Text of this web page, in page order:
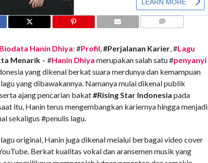
Biodata Hanin Dhiya: #Profil,#Perjalanan Karier, #Lagu
Menarik – #Hanin Dhiya merupakan salah satu #penyanyi
yang dikenal berkat suara merdunya dan kemampuan
yang dibawakannya. Namanya mulai dikenal publik
ajang pencarian bakat#Rising Star Indonesia pada
itu, Hanin terus mengembangkan kariernya hingga menjadi
sekaligus #penulis lagu.
original, Hanin juga dikenal melalui berbagai video cover
Berkat kualitas vokal dan aransemen musik yang